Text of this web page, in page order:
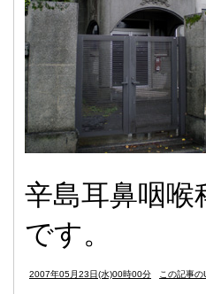
辛島耳鼻咽喉
です。
2007年05月23日(水)00時00分 この記事の